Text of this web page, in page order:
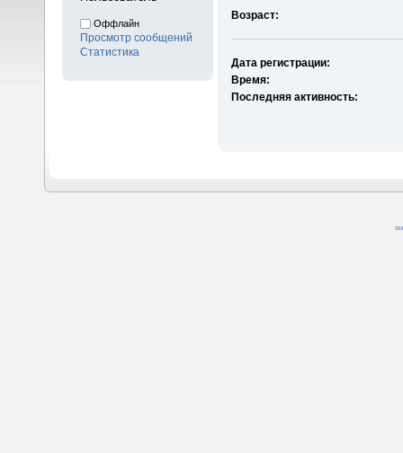
Оффлайн
Просмотр сообщений
Статистика
Возраст:
Дата регистрации:
Время:
Последняя активность: